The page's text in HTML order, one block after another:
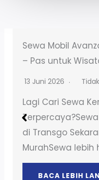
Sewa Motor
– Booking Online
13 Juni 2026
Lagi Cari Sewa
di Transgo
MurahSewa lebih
BACA LEBIH